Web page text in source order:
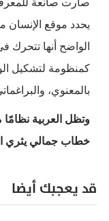
صارت صانعة
يحدد موقع الإنسان
الواضح أنها تتحرك
كمنظومة لتشكيل
بالمعنوي،
وتظل العربية نظامًا
خطاب جمالي يثري
قد يعجبك أيضا